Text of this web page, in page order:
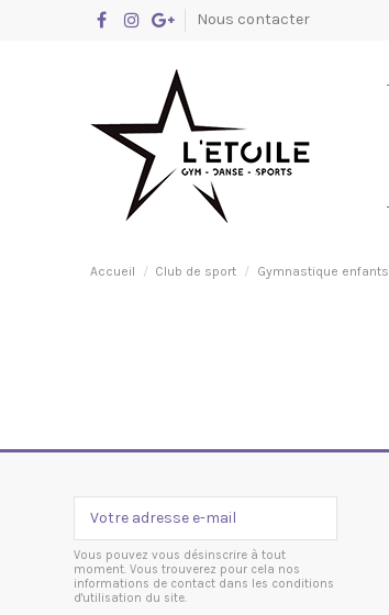
Nous contacter
Accueil Club de sport Gymnastique enfants
Vous pouvez vous désinscrire à tout
moment. Vous trouverez pour cela nos
informations de contact dans les conditions
d'utilisation du site.